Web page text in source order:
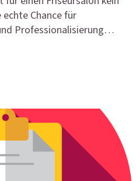
Chance für
Professionalisierung…